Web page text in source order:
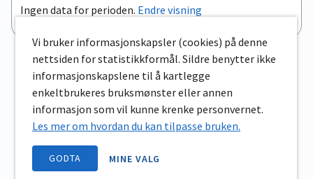
.
View as data table, .
Ingen data for perioden. Endre visning
Vi bruker informasjonskapsler (cookies) på denne
nettsiden for statistikkformål. Sildre benytter ikke
informasjonskapslene til å kartlegge
enkeltbrukeres bruksmønster eller annen
informasjon som vil kunne krenke personvernet.
Les mer om hvordan du kan tilpasse bruken.
GODTA MINE VALG